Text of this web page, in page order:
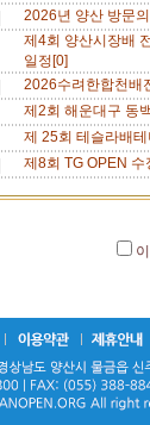
2026년 양산 방문
제4회 양산시장배
일정[0]
2026수려한합천배
제2회 해운대구 동
제 25회 테슬라배
제8회 TG OPEN